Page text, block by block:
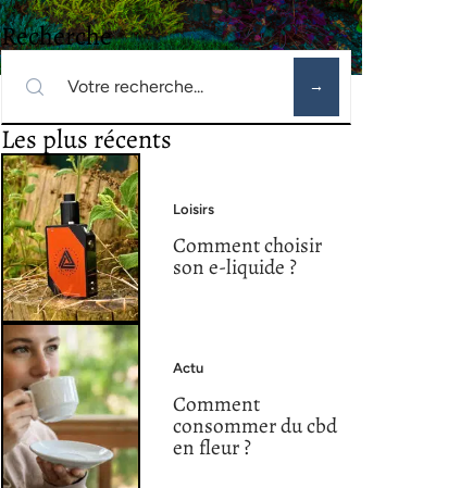
Recherche
Les plus récents
Loisirs
Comment choisir
son e-liquide ?
Actu
Comment
consommer du cbd
en fleur ?